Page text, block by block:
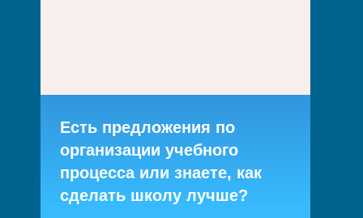
Есть предложения по
организации учебного
процесса или знаете, как
сделать школу лучше?